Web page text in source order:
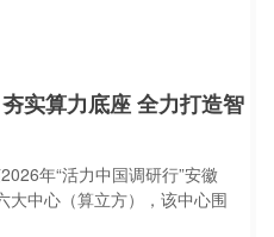
实算力底座 全力打造智
年“活力中国调研行”安徽
大中心（算立方），该中心围